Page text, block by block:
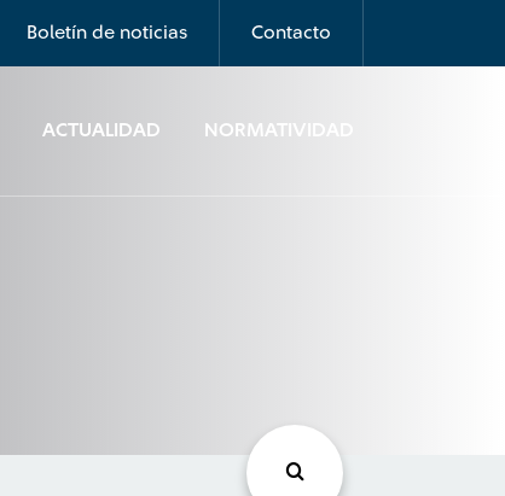
Boletín de noticias Contacto
ACTUALIDAD NORMATIVIDAD